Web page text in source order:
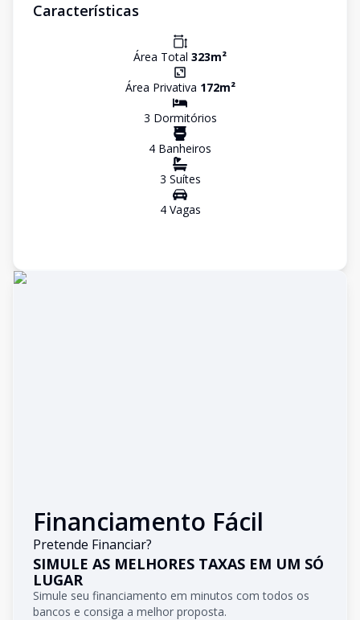
Características
Área Total 323m²
Área Privativa 172m²
3 Dormitórios
4 Banheiros
3 Suítes
4Vagas
Financiamento Fácil
Pretende Financiar?
SIMULE AS MELHORES TAXAS EM UM SÓ
LUGAR
Simule seu financiamento em minutos com todos os
bancos e consiga a melhor proposta.